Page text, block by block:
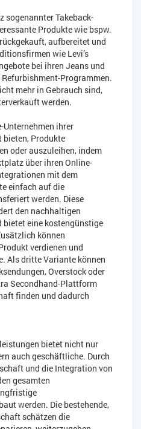
sogenannter Takeback-
Produkte wie bspw.
aufbereitet und
wie Levi’s
bei ihren Jeans und
Programmen.
mehr in Gebrauch sind,
werden.
Unternehmen ihrer
Produkte
oder auszuleihen, indem
über ihren Online-
mit dem
einfach auf die
werden. Diese
den nachhaltigen
bietet eine kostengünstige
können
verdienen und
Als dritte Variante können
Overstock oder
Secondhand-Plattform
finden und dadurch
bietet nicht nur
auch geschäftliche. Durch
und die Integration von
gesamten
werden. Die bestehende,
schätzen die